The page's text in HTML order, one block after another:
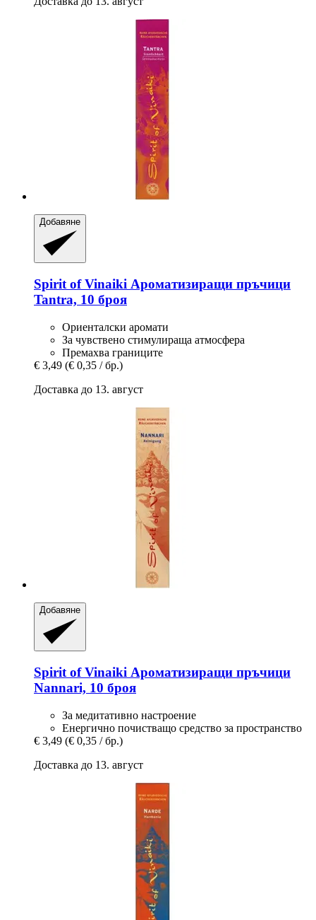
Добавяне
Spirit of Vinaiki Ароматизиращи пръчици
Tantra, 10 броя
Ориенталски аромати
За чувствено стимулираща атмосфера
Премахва границите
€ 3,49 (€ 0,35 / бр.)
Доставка до 13. август
Добавяне
Spirit of Vinaiki Ароматизиращи пръчици
Nannari, 10 броя
За медитативно настроение
Енергично почистващо средство за пространство
€ 3,49 (€ 0,35 / бр.)
Доставка до 13. август